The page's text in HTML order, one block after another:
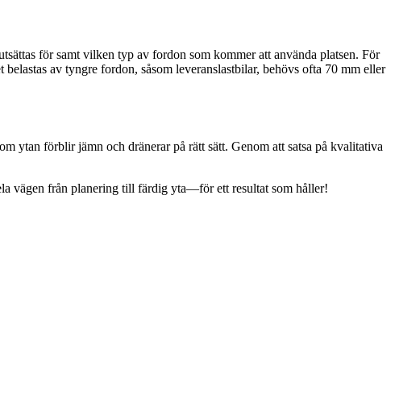
för samt vilken typ av fordon som kommer att använda platsen. För
av tyngre fordon, såsom leveranslastbilar, behövs ofta 70 mm eller
ytan förblir jämn och dränerar på rätt sätt. Genom att satsa på kvalitativa
vägen från planering till färdig yta—för ett resultat som håller!